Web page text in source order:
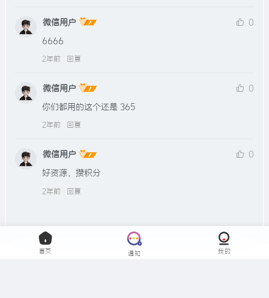
微信用户
0
6666
2年前 回复
微信用户
0
你们都用的这个还是 365
2年前 回复
微信用户
0
好资源，攒积分
2年前 回复
首页 通知 我的